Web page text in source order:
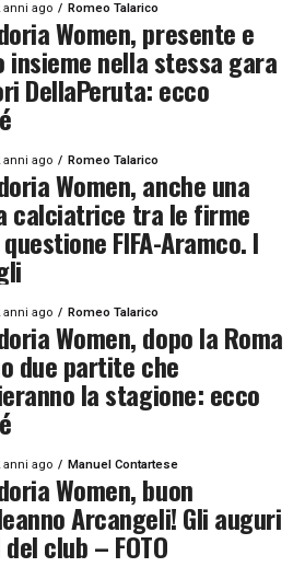
anni ago Romeo Talarico
Women, presente e
nella stessa gara
DellaPeruta: ecco
anni ago Romeo Talarico
Women, anche una
calciatrice tra le firme
FIFA-Aramco. I
anni ago Romeo Talarico
Women, dopo la Roma
due partite che
la stagione: ecco
anni ago Manuel Contartese
Women, buon
Arcangeli! Gli auguri
club – FOTO